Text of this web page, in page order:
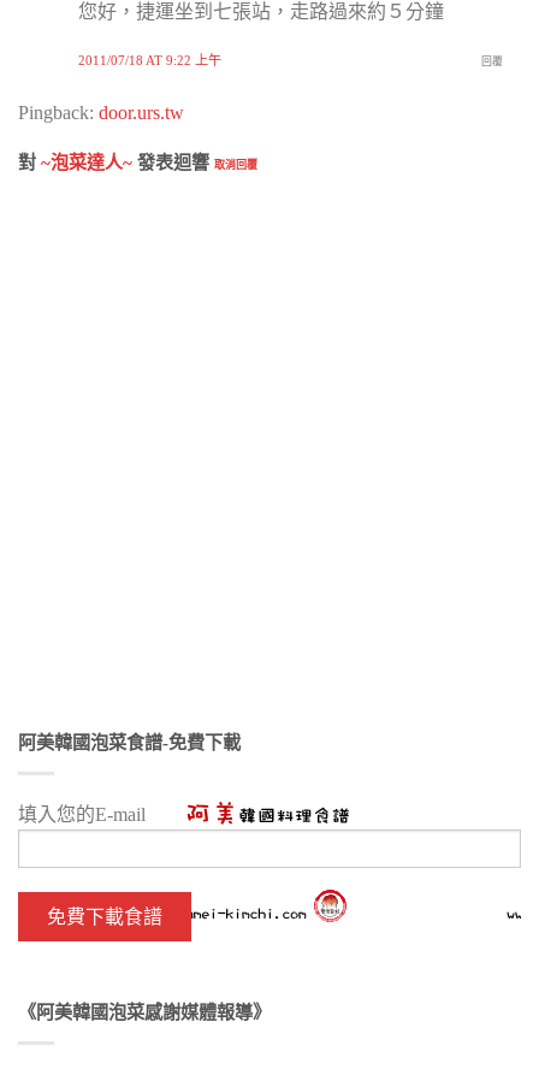
您好，捷運坐到七張站，走路過來約５分鐘
2011/07/18 AT 9:22 上午 回覆
Pingback: door.urs.tw
對 ~泡菜達人~ 發表迴響 取消回覆
阿美韓國泡菜食譜-免費下載
填入您的E-mail
《阿美韓國泡菜感謝媒體報導》